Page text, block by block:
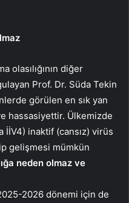
olasılığının diğer
Prof. Dr. Süda Tekin
görülen en sık yan
hassasiyettir. Ülkemizde
İİV4) inaktif (cansız) virüs
gelişmesi mümkün
neden olmaz ve
2026 dönemi için de